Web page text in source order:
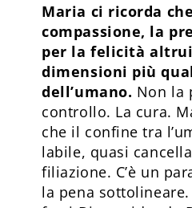
Maria ci ricorda
compassione, la
per la felicità
dimensioni più
dell’umano. Non la
controllo. La cura.
che il confine tra
labile, quasi
filiazione. C’è un
la pena sottolineare.